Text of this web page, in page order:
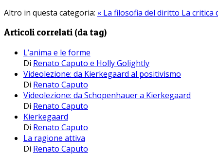
Altro in questa categoria: « La filosofia del diritto La critica
Articoli correlati (da tag)
L’anima e le forme
Di Renato Caputo e Holly Golightly
Videolezione: da Kierkegaard al positivismo
Di Renato Caputo
Videolezione: da Schopenhauer a Kierkegaard
Di Renato Caputo
Kierkegaard
Di Renato Caputo
La ragione attiva
Di Renato Caputo